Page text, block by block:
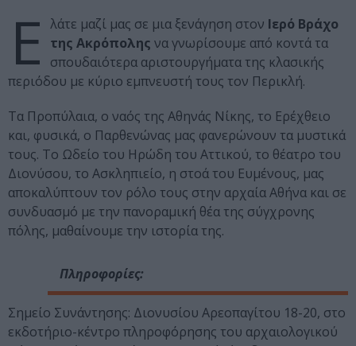
Ε λάτε μαζί μας σε μια ξενάγηση στον Ιερό Βράχο
της Ακρόπολης να γνωρίσουμε από κοντά τα
σπουδαιότερα αριστουργήματα της κλασικής
περιόδου με κύριο εμπνευστή τους τον Περικλή.
Tα Προπύλαια, ο ναός της Αθηνάς Νίκης, το Ερέχθειο
και, φυσικά, ο Παρθενώνας μας φανερώνουν τα μυστικά
τους. Το Ωδείο του Ηρώδη του Αττικού, το θέατρο του
Διονύσου, το Ασκληπιείο, η στοά του Ευμένους, μας
αποκαλύπτουν τον ρόλο τους στην αρχαία Αθήνα και σε
συνδυασμό με την πανοραμική θέα της σύγχρονης
πόλης, μαθαίνουμε την ιστορία της.
Πληροφορίες:
Σημείο Συνάντησης: Διονυσίου Αρεοπαγίτου 18-20, στο
εκδοτήριο-κέντρο πληροφόρησης του αρχαιολογικού